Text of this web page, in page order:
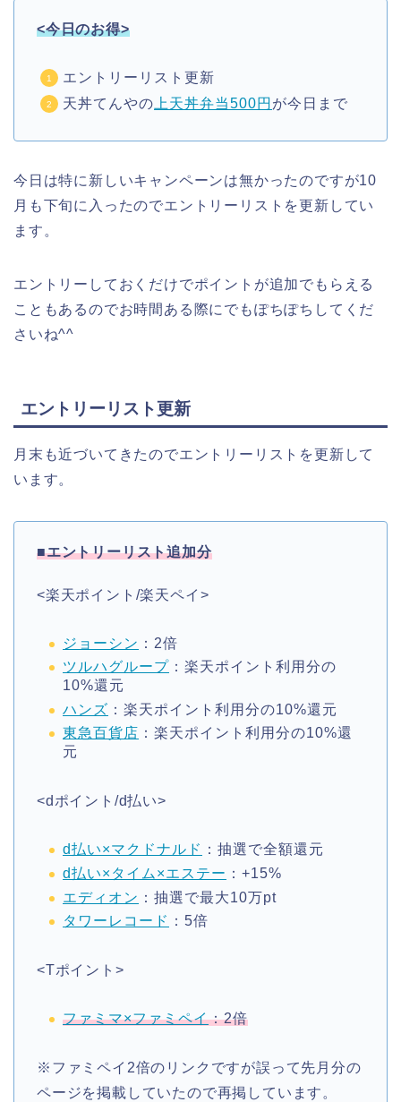
<今日のお得>
エントリーリスト更新
天丼てんやの 上天丼弁当500円 が今日まで
今日は特に新しいキャンペーンは無かったのですが10
月も下旬に入ったのでエントリーリストを更新してい
ます。
エントリーしておくだけでポイントが追加でもらえる
こともあるのでお時間ある際にでもぽちぽちしてくだ
さいね^^
エントリーリスト更新
月末も近づいてきたのでエントリーリストを更新して
います。
■エントリーリスト追加分
<楽天ポイント/楽天ペイ>
ジョーシン ：2倍
ツルハグループ ：楽天ポイント利用分の
10%還元
ハンズ ：楽天ポイント利用分の10%還元
東急百貨店 ：楽天ポイント利用分の10%還
元
<dポイント/d払い>
d払い×マクドナルド ：抽選で全額還元
d払い×タイム×エステー ：+15%
エディオン ：抽選で最大10万pt
タワーレコード ：5倍
<Tポイント>
ファミマ×ファミペイ：2倍
※ファミペイ2倍のリンクですが誤って先月分の
ページを掲載していたので再掲しています。